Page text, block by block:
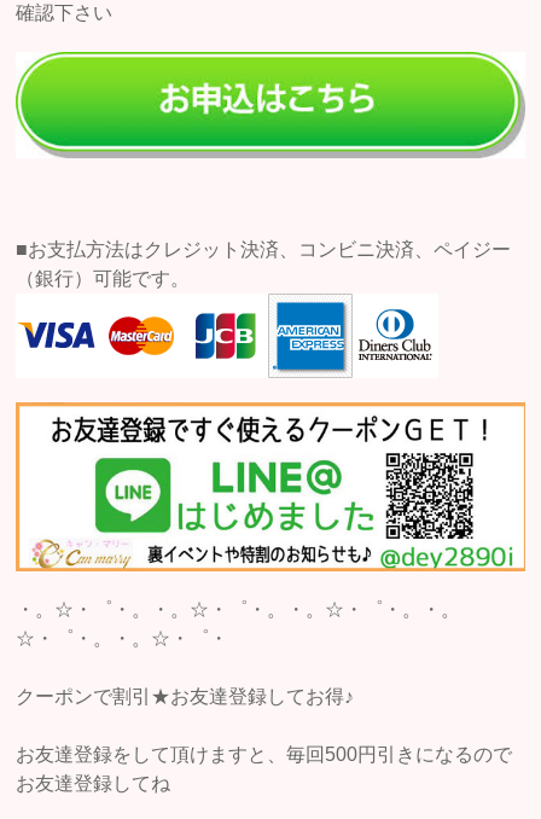
確認下さい
■お支払方法はクレジット決済、コンビニ決済、ペイジー
（銀行）可能です。
・。☆・゜・。・。☆・゜・。・。☆・゜・。・。
☆・゜・。・。☆・゜・
クーポンで割引★お友達登録してお得♪
お友達登録をして頂けますと、毎回500円引きになるので
お友達登録してね